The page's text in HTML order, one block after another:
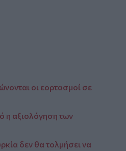
οι εορτασμοί σε
η αξιολόγηση των
δεν θα τολμήσει να